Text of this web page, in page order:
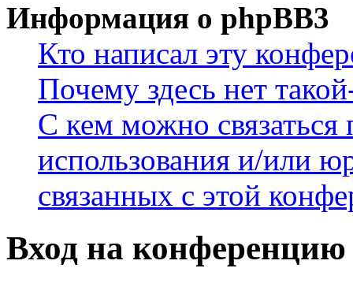
Информация о phpBB3
Кто написал эту
Почему здесь нет
С кем можно связаться
использования и/или
связанных с этой
Вход на конференцию